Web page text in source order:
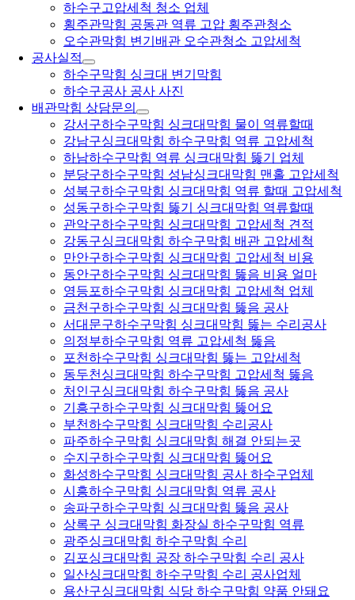
하수구고압세척 청소 업체
횡주관막힘 공동관 역류 고압 횡주관청소
오수관막힘 변기배관 오수관청소 고압세척
공사실적
하수구막힘 싱크대 변기막힘
하수구공사 공사 사진
배관막힘 상담문의
강서구하수구막힘 싱크대막힘 물이 역류할때
강남구싱크대막힘 하수구막힘 역류 고압세척
하남하수구막힘 역류 싱크대막힘 뚫기 업체
분당구하수구막힘 성남싱크대막힘 맨홀 고압세척
성북구하수구막힘 싱크대막힘 역류 할때 고압세척
성동구하수구막힘 뚫기 싱크대막힘 역류할때
관악구하수구막힘 싱크대막힘 고압세척 견적
강동구싱크대막힘 하수구막힘 배관 고압세척
만안구하수구막힘 싱크대막힘 고압세척 비용
동안구하수구막힘 싱크대막힘 뚫음 비용 얼마
영등포하수구막힘 싱크대막힘 고압세척 업체
금천구하수구막힘 싱크대막힘 뚫음 공사
서대문구하수구막힘 싱크대막힘 뚫는 수리공사
의정부하수구막힘 역류 고압세척 뚫음
포천하수구막힘 싱크대막힘 뚫는 고압세척
동두천싱크대막힘 하수구막힘 고압세척 뚫음
처인구싱크대막힘 하수구막힘 뚫음 공사
기흥구하수구막힘 싱크대막힘 뚫어요
부천하수구막힘 싱크대막힘 수리공사
파주하수구막힘 싱크대막힘 해결 안되는곳
수지구하수구막힘 싱크대막힘 뚫어요
화성하수구막힘 싱크대막힘 공사 하수구업체
시흥하수구막힘 싱크대막힘 역류 공사
송파구하수구막힘 싱크대막힘 뚫음 공사
상록구 싱크대막힘 화장실 하수구막힘 역류
광주싱크대막힘 하수구막힘 수리
김포싱크대막힘 공장 하수구막힘 수리 공사
일산싱크대막힘 하수구막힘 수리 공사업체
용산구싱크대막힘 식당 하수구막힘 약품 안돼요